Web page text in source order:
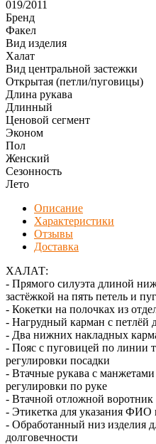
019/2011
Бренд
Факел
Вид изделия
Халат
Вид центральной застежки
Открытая (петли/пуговицы)
Длина рукава
Длинный
Ценовой сегмент
Эконом
Пол
Женский
Сезонность
Лето
Описание
Характеристики
Отзывы
Доставка
ХАЛАТ:
- Прямого силуэта длиной
застёжкой на пять петель и
- Кокетки на полочках из
- Нагрудный карман с петлёй
- Два нижних накладных
- Пояс с пуговицей по линии
регулировки посадки
- Втачные рукава с
регулировки по руке
- Втачной отложной воротник
- Этикетка для указания ФИО
- Обработанный низ изделия
долговечности